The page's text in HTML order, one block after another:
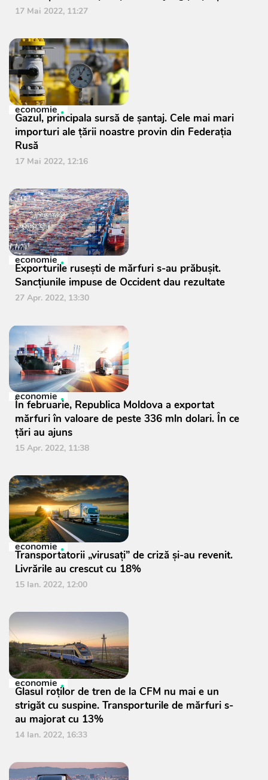
17 Mai 2022, 11:27
economie
Gazul, principala sursă de șantaj. Cele mai mari
importuri ale țării noastre provin din Federația
Rusă
17 Mai 2022, 12:16
economie
Exporturile rusești de mărfuri s-au prăbușit.
Sancțiunile impuse de Occident dau rezultate
27 Apr. 2022, 13:30
economie
În februarie, Republica Moldova a exportat
mărfuri în valoare de peste 336 mln dolari. În ce
țări au ajuns
15 Apr. 2022, 11:38
economie
Transportatorii „virusați” de criză și-au revenit.
Livrările au crescut cu 18%
15 Ian. 2022, 12:00
economie
Glasul roților de tren de la CFM nu mai e un
strigăt cu suspine. Transporturile de mărfuri s-
au majorat cu 13%
14 Ian. 2022, 16:33